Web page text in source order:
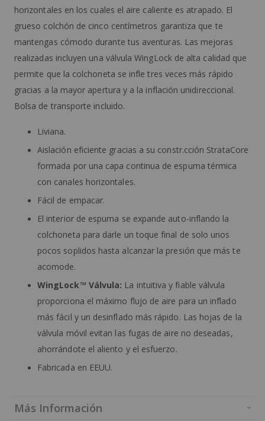
horizontales en los cuales el aire caliente es atrapado. El
grueso colchón de cinco centímetros garantiza que te
mantengas cómodo durante tus aventuras. Las mejoras
realizadas incluyen una válvula WingLock de alta calidad que
permite que la colchoneta se infle tres veces más rápido
gracias a la mayor apertura y a la inflación unidireccional.
Bolsa de transporte incluido.
Liviana.
Aislación eficiente gracias a su constr.cción StrataCore
formada por una capa continua de espuma térmica
con canales horizontales.
Fácil de empacar.
El interior de espuma se expande auto-inflando la
colchoneta para darle un toque final de solo unos
pocos soplidos hasta alcanzar la presión que más te
acomode.
WingLock™ Válvula: La intuitiva y fiable válvula
proporciona el máximo flujo de aire para un inflado
más fácil y un desinflado más rápido. Las hojas de la
válvula móvil evitan las fugas de aire no deseadas,
ahorrándote el aliento y el esfuerzo.
Fabricada en EEUU.
Más Información